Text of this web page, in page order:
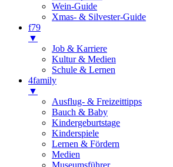
Wein-Guide
Xmas- & Silvester-Guide
f79
▼
Job & Karriere
Kultur & Medien
Schule & Lernen
4family
▼
Ausflug- & Freizeittipps
Bauch & Baby
Kindergeburtstage
Kinderspiele
Lernen & Fördern
Medien
Museumsführer